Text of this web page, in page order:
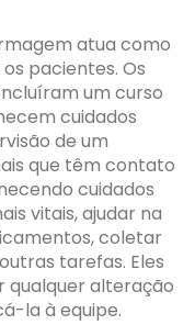
atua como
pacientes. Os
um curso
cuidados
de um
que têm contato
cuidados
vitais, ajudar na
coletar
tarefas. Eles
qualquer alteração
la à equipe.